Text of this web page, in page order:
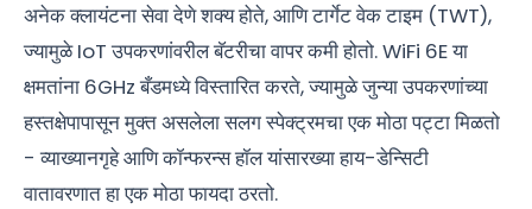
अनेक क्लायंटना सेवा देणे शक्य होते, आणि टार्गेट वेक टाइम (TWT),
ज्यामुळे IoT उपकरणांवरील बॅटरीचा वापर कमी होतो. WiFi 6E या
क्षमतांना 6GHz बँडमध्ये विस्तारित करते, ज्यामुळे जुन्या उपकरणांच्या
हस्तक्षेपापासून मुक्त असलेला सलग स्पेक्ट्रमचा एक मोठा पट्टा मिळतो
- व्याख्यानगृहे आणि कॉन्फरन्स हॉल यांसारख्या हाय-डेन्सिटी
वातावरणात हा एक मोठा फायदा ठरतो.